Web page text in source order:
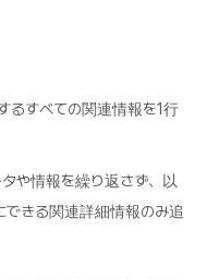
るすべての関連情報を1行
や情報を繰り返さず、以
きる関連詳細情報のみ追